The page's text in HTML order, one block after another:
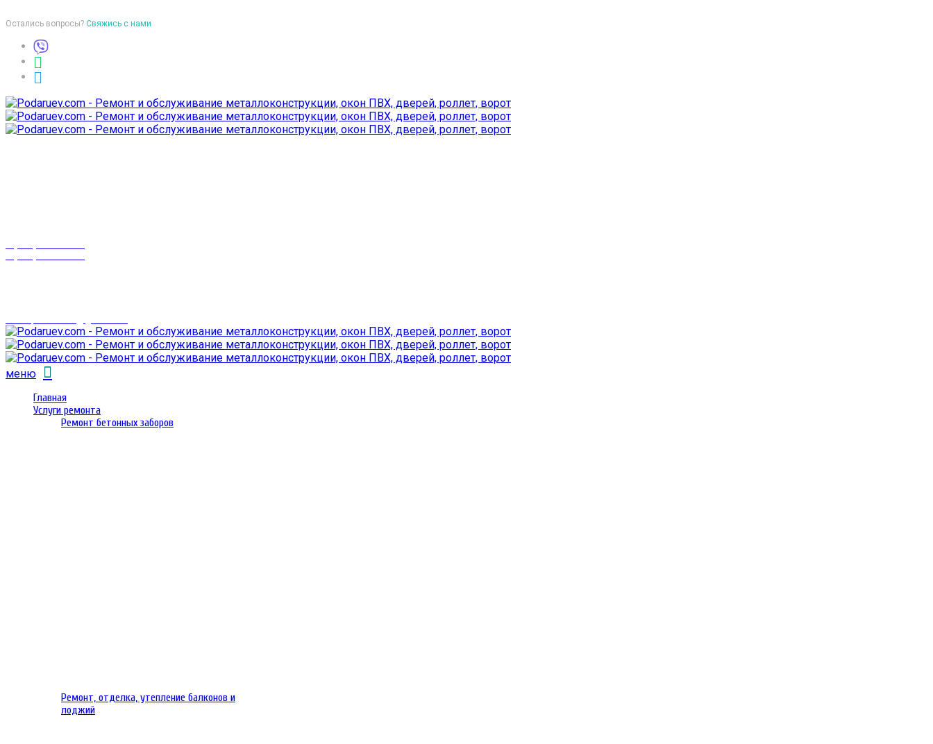
Остались вопросы? Свяжись с нами
меню
Главная
Услуги ремонта
Ремонт бетонных заборов
Ремонт, отделка, утепление балконов и
лоджий